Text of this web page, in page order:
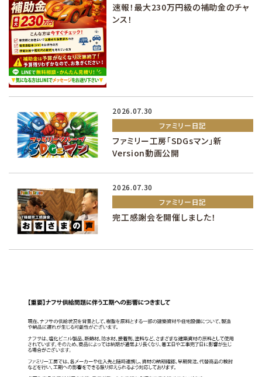
速報！最大230万円級の補助金のチャ
ンス！
2026.07.30
ファミリー日記
ファミリー工房「SDGsマン」新
Version動画公開
2026.07.30
ファミリー日記
完工感謝会を開催しました！